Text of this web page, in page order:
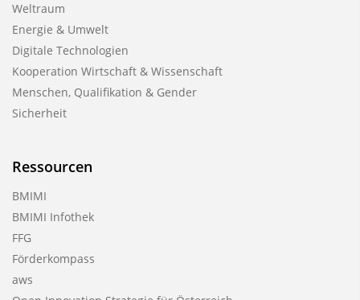
Weltraum
Energie & Umwelt
Digitale Technologien
Kooperation Wirtschaft & Wissenschaft
Menschen, Qualifikation & Gender
Sicherheit
Ressourcen
BMIMI
BMIMI Infothek
FFG
Förderkompass
aws